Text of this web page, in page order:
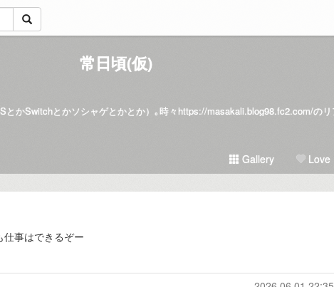
常日頃(仮)
Gallery Love
事はできるぞー